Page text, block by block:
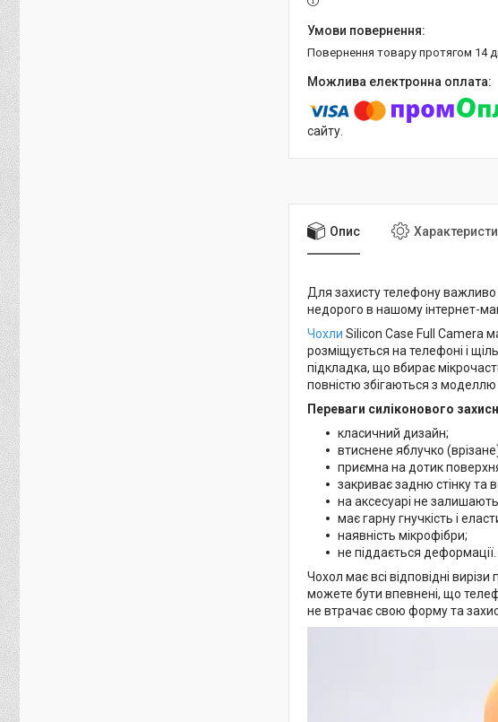
повернення товару протягом 14
сайту.
Опис
Для захисту телефону важливо
недорого в нашому інтернет-
Чохли Silicon Case Full Camera
розміщується на телефоні і
підкладка, що вбирає
повністю збігаються з
Переваги силіконового
класичний дизайн;
втиснене яблучко
приємна на дотик
закриває задню стінку та
на аксесуарі не
має гарну гнучкість і
наявність мікрофібри;
не піддається деформації.
Чохол має всі відповідні
можете бути впевнені, що
не втрачає свою форму та